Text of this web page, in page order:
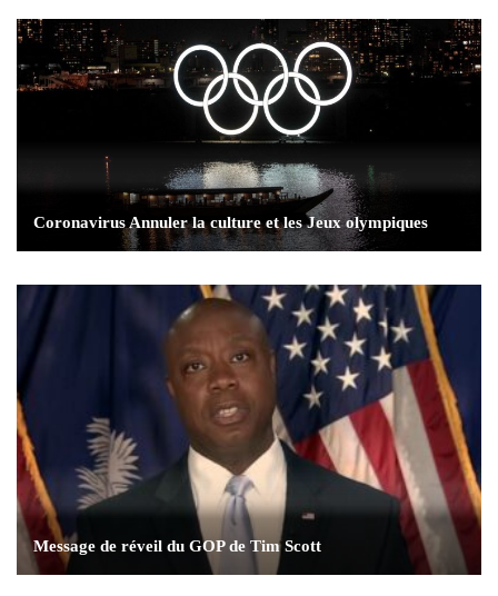
Coronavirus Annuler la culture et les Jeux olympiques
Message de réveil du GOP de Tim Scott